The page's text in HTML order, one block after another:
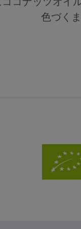
コナッツオイ
色づく